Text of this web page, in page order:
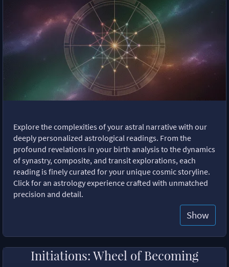
Explore the complexities of your astral narrative with our
deeply personalized astrological readings. From the
profound revelations in your birth analysis to the dynamics
of synastry, composite, and transit explorations, each
reading is finely curated for your unique cosmic storyline.
Click for an astrology experience crafted with unmatched
precision and detail.
Show
Initiations: Wheel of Becoming